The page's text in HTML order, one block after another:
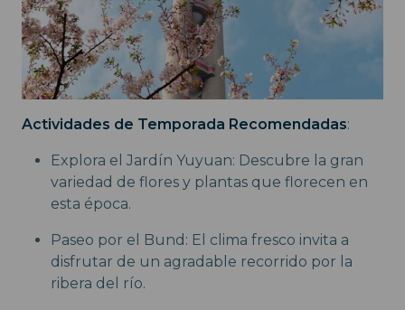
Actividades de Temporada Recomendadas:
Explora el Jardín Yuyuan: Descubre la gran
variedad de flores y plantas que florecen en
esta época.
Paseo por el Bund: El clima fresco invita a
disfrutar de un agradable recorrido por la
ribera del río.